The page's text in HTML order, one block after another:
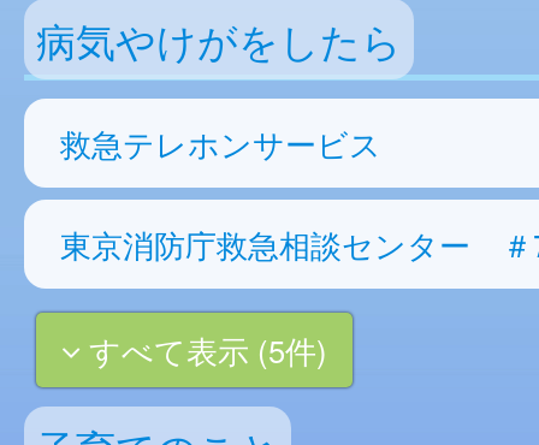
病気やけがをしたら
救急テレホンサービス
東京消防庁救急相談センター ＃
すべて表示 (5件)